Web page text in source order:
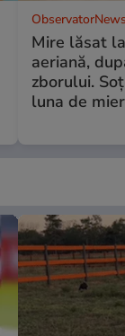
Mire lăsat
aeriană,
zborului.
luna de